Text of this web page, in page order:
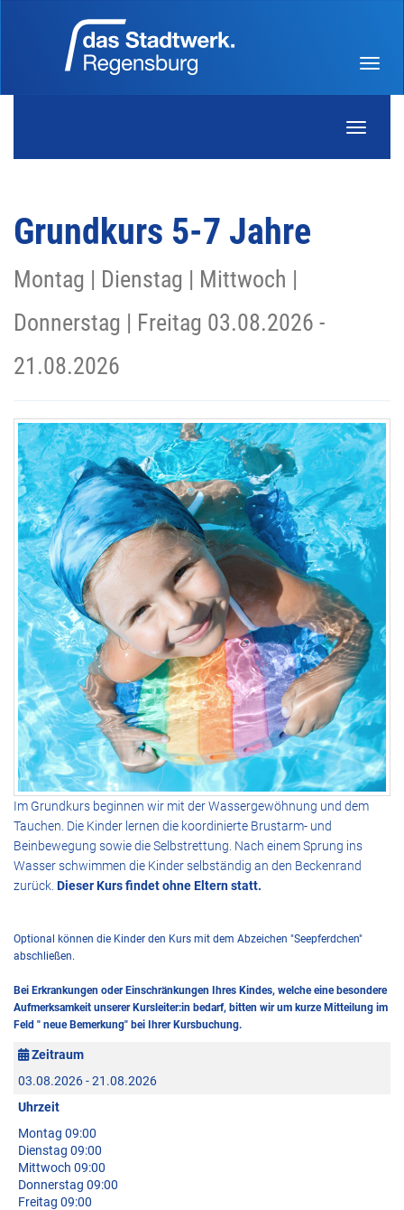
Menü
Grundkurs 5-7 Jahre
Montag | Dienstag | Mittwoch |
Donnerstag | Freitag 03.08.2026 -
21.08.2026
Im Grundkurs beginnen wir mit der Wassergewöhnung und dem
Tauchen. Die Kinder lernen die koordinierte Brustarm- und
Beinbewegung sowie die Selbstrettung. Nach einem Sprung ins
Wasser schwimmen die Kinder selbständig an den Beckenrand
zurück. Dieser Kurs findet ohne Eltern statt.
Optional können die Kinder den Kurs mit dem Abzeichen "Seepferdchen"
abschließen.
Bei Erkrankungen oder Einschränkungen Ihres Kindes, welche eine besondere
Aufmerksamkeit unserer Kursleiter:in bedarf, bitten wir um kurze Mitteilung im
Feld " neue Bemerkung" bei Ihrer Kursbuchung.
Zeitraum
03.08.2026 - 21.08.2026
Uhrzeit
Montag 09:00
Dienstag 09:00
Mittwoch 09:00
Donnerstag 09:00
Freitag 09:00